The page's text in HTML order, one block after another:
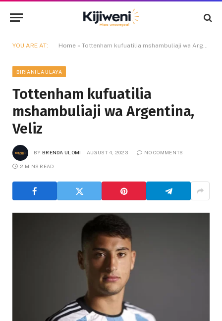
YOU ARE AT: Home » Tottenham kufuatilia mshambuliaji wa Argentina, Veliz
BIRIANI LA ULAYA
Tottenham kufuatilia
mshambuliaji wa Argentina,
Veliz
BY BRENDA ULOMI AUGUST 4, 2023 NO COMMENTS
2 MINS READ